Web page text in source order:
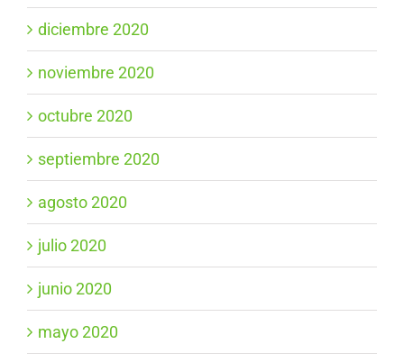
diciembre 2020
noviembre 2020
octubre 2020
septiembre 2020
agosto 2020
julio 2020
junio 2020
mayo 2020